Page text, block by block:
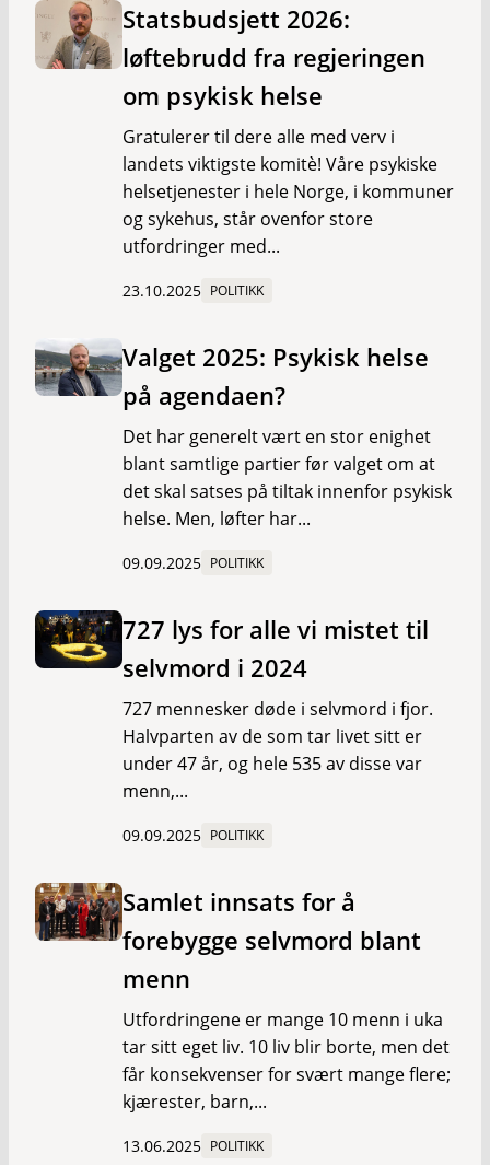
Statsbudsjett 2026:
løftebrudd fra regjeringen
om psykisk helse
Gratulerer til dere alle med verv i
landets viktigste komitè! Våre psykiske
helsetjenester i hele Norge, i kommuner
og sykehus, står ovenfor store
utfordringer med...
23.10.2025 POLITIKK
Valget 2025: Psykisk helse
på agendaen?
Det har generelt vært en stor enighet
blant samtlige partier før valget om at
det skal satses på tiltak innenfor psykisk
helse. Men, løfter har...
09.09.2025 POLITIKK
727 lys for alle vi mistet til
selvmord i 2024
727 mennesker døde i selvmord i fjor.
Halvparten av de som tar livet sitt er
under 47 år, og hele 535 av disse var
menn,...
09.09.2025 POLITIKK
Samlet innsats for å
forebygge selvmord blant
menn
Utfordringene er mange 10 menn i uka
tar sitt eget liv. 10 liv blir borte, men det
får konsekvenser for svært mange flere;
kjærester, barn,...
13.06.2025 POLITIKK